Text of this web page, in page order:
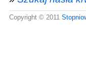
Copyright © 2011